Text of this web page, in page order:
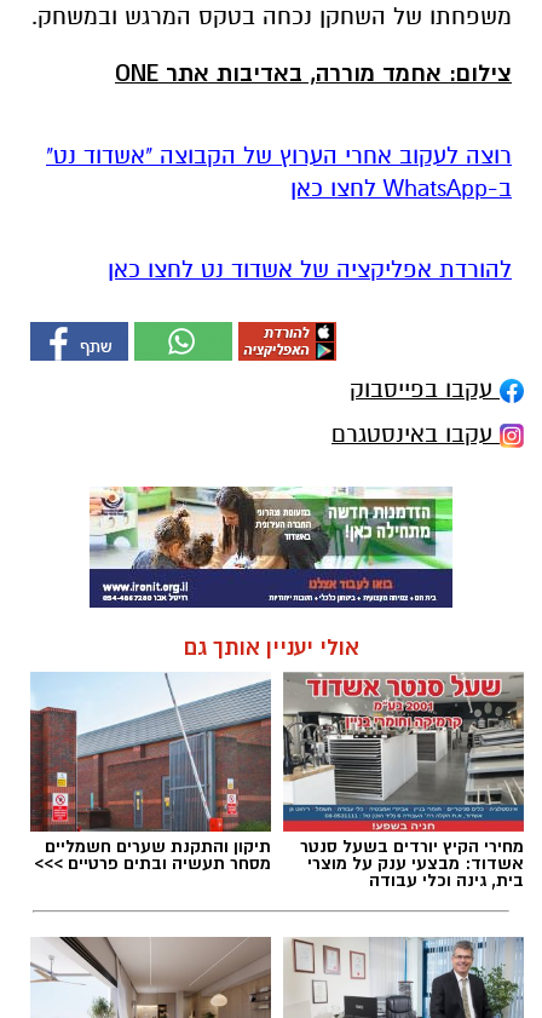
משפחתו של השחקן נכחה בטקס המרגש ובמשחק.
צילום: אחמד מוררה, באדיבות אתר ONE
רוצה לעקוב אחרי הערוץ של הקבוצה "אשדוד נט"
ב-WhatsApp לחצו כאן
להורדת אפליקציה של אשדוד נט לחצו כאן
עקבו בפייסבוק
עקבו באינסטגרם
אולי יעניין אותך גם
מחירי הקיץ יורדים בשעל סנטר
אשדוד: מבצעי ענק על מוצרי
בית, גינה וכלי עבודה
תיקון והתקנת שערים חשמליים
מסחר תעשיה ובתים פרטיים >>>